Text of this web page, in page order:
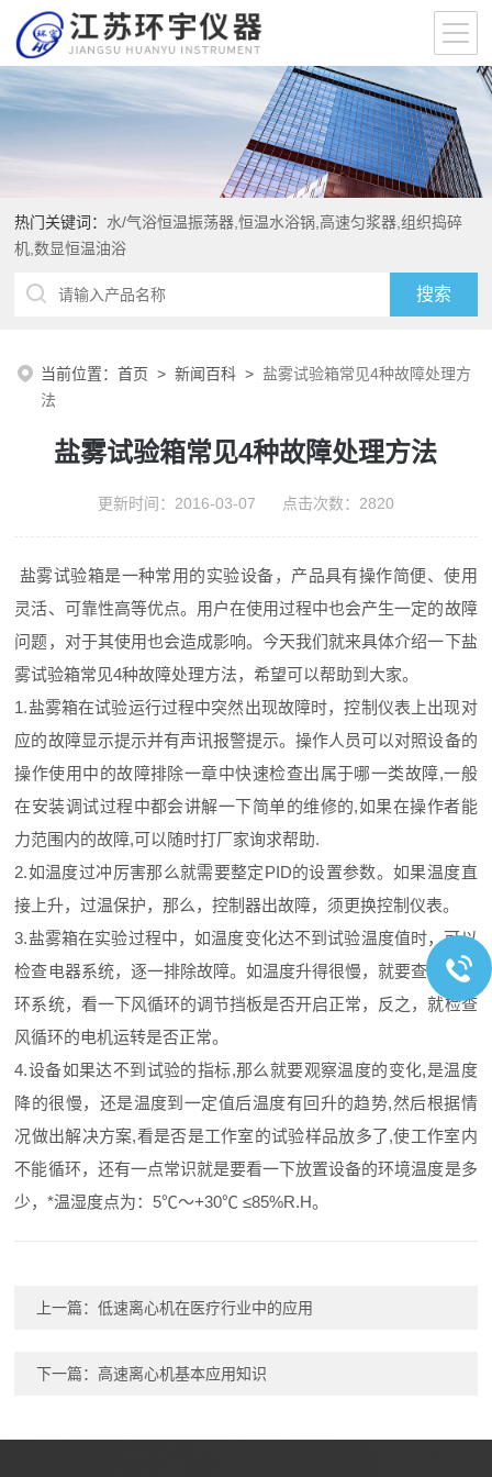
热门关键词： 水/气浴恒温振荡器,恒温水浴锅,高速匀浆器,组织捣碎
机,数显恒温油浴
当前位置：首页 >新闻百科 > 盐雾试验箱常见4种故障处理方
法
盐雾试验箱常见4种故障处理方法
更新时间：2016-03-07 点击次数：2820
盐雾试验箱是一种常用的实验设备，产品具有操作简便、使用
灵活、可靠性高等优点。用户在使用过程中也会产生一定的故障
问题，对于其使用也会造成影响。今天我们就来具体介绍一下盐
雾试验箱常见4种故障处理方法，希望可以帮助到大家。
1.盐雾箱在试验运行过程中突然出现故障时，控制仪表上出现对
应的故障显示提示并有声讯报警提示。操作人员可以对照设备的
操作使用中的故障排除一章中快速检查出属于哪一类故障,一般
在安装调试过程中都会讲解一下简单的维修的,如果在操作者能
力范围内的故障,可以随时打厂家询求帮助.
2.如温度过冲厉害那么就需要整定PID的设置参数。如果温度直
接上升，过温保护，那么，控制器出故障，须更换控制仪表。
3.盐雾箱在实验过程中，如温度变化达不到试验温度值时，可以
检查电器系统，逐一排除故障。如温度升得很慢，就要查看风循
环系统，看一下风循环的调节挡板是否开启正常，反之，就检查
风循环的电机运转是否正常。
4.设备如果达不到试验的指标,那么就要观察温度的变化,是温度
降的很慢，还是温度到一定值后温度有回升的趋势,然后根据情
况做出解决方案,看是否是工作室的试验样品放多了,使工作室内
不能循环，还有一点常识就是要看一下放置设备的环境温度是多
少，*温湿度点为：5℃～+30℃ ≤85%R.H。
上一篇：低速离心机在医疗行业中的应用
下一篇：高速离心机基本应用知识